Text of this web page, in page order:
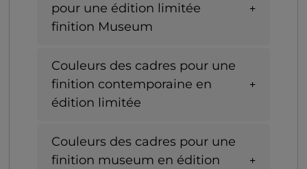
pour une édition limitée
finition Museum
Couleurs des cadres pour une
finition contemporaine en
édition limitée
Couleurs des cadres pour une
finition museum en édition